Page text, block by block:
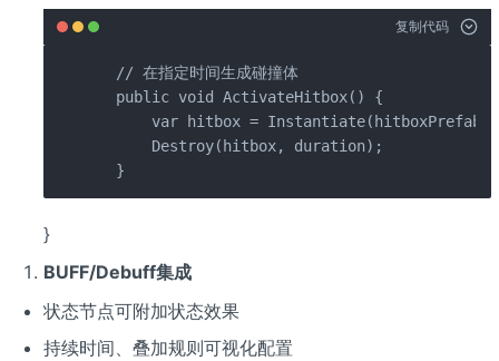
复制代码
  // 在指定时间生成碰撞体
  public void ActivateHitbox() {
      var hitbox = Instantiate(hitboxPrefab);
      Destroy(hitbox, duration);
  }
}
BUFF/Debuff集成
状态节点可附加状态效果
持续时间、叠加规则可视化配置